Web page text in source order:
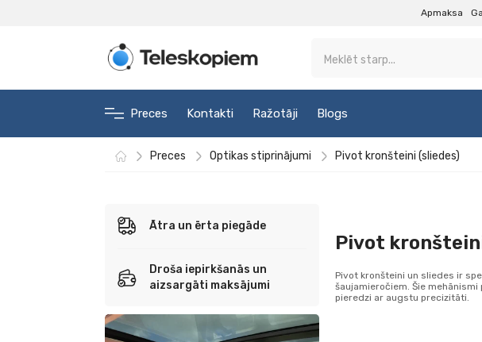
Apmaksa
Preces Kontakti Ražotāji Blogs
Preces Optikas stiprinājumi Pivot kronšteini (sliedes)
Ātra un ērta piegāde
Droša iepirkšanās un
aizsargāti maksājumi
Pivot
Pivot kronšteini un sliedes ir
šaujamieročiem. Šie
pieredzi ar augstu precizitāti.